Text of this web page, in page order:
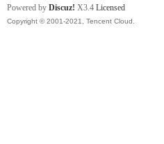
Powered by Discuz! X3.4 Licensed
Copyright © 2001-2021, Tencent Cloud.